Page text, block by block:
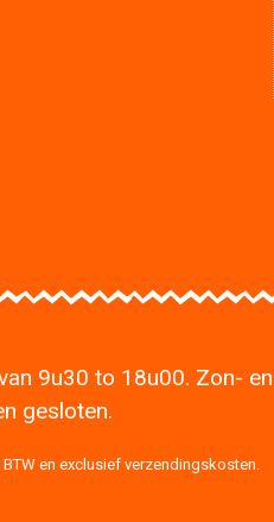
9u30 to 18u00. Zon- en
gesloten.
en exclusief verzendingskosten.